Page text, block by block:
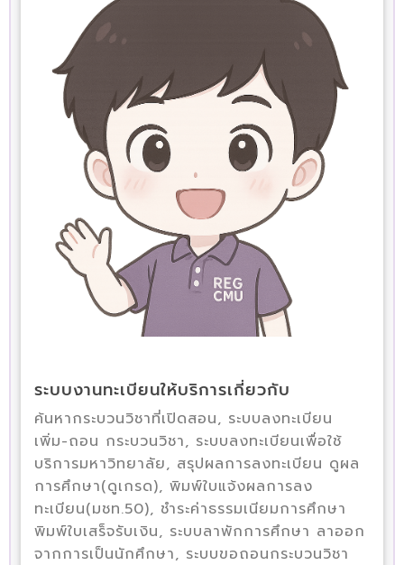
ระบบงานทะเบียนให้บริการเกี่ยวกับ
ค้นหากระบวนวิชาที่เปิดสอน, ระบบลงทะเบียน
เพิ่ม-ถอน กระบวนวิชา, ระบบลงทะเบียนเพื่อใช้
บริการมหาวิทยาลัย, สรุปผลการลงทะเบียน ดูผล
การศึกษา(ดูเกรด), พิมพ์ใบแจ้งผลการลง
ทะเบียน(มชท.50), ชำระค่าธรรมเนียมการศึกษา
พิมพ์ใบเสร็จรับเงิน, ระบบลาพักการศึกษา ลาออก
จากการเป็นนักศึกษา, ระบบขอถอนกระบวนวิชา